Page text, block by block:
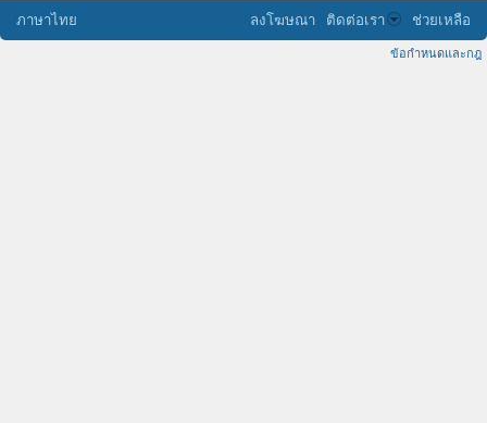
ภาษาไทย ลงโฆษณา ติดต่อเรา ช่วยเหลือ
ข้อกำหนดและกฎ